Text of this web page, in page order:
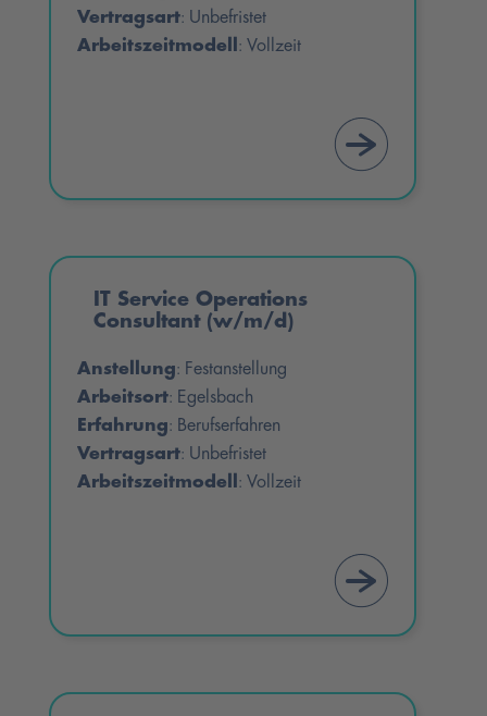
Vertragsart: Unbefristet
Arbeitszeitmodell
: Vollzeit
IT Service Operations
Consultant (w/m/d)
Anstellung: Festanstellung
Arbeitsort: Egelsbach
Erfahrung: Berufserfahren
Vertragsart: Unbefristet
Arbeitszeitmodell
: Vollzeit